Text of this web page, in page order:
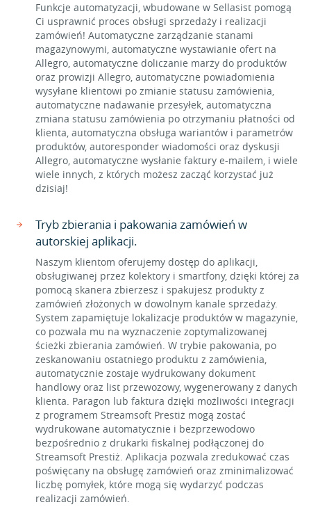
Funkcje automatyzacji, wbudowane w Sellasist pomogą
Ci usprawnić proces obsługi sprzedaży i realizacji
zamówień! Automatyczne zarządzanie stanami
magazynowymi, automatyczne wystawianie ofert na
Allegro, automatyczne doliczanie marży do produktów
oraz prowizji Allegro, automatyczne powiadomienia
wysyłane klientowi po zmianie statusu zamówienia,
automatyczne nadawanie przesyłek, automatyczna
zmiana statusu zamówienia po otrzymaniu płatności od
klienta, automatyczna obsługa wariantów i parametrów
produktów, autoresponder wiadomości oraz dyskusji
Allegro, automatyczne wysłanie faktury e-mailem, i wiele
wiele innych, z których możesz zacząć korzystać już
dzisiaj!
Tryb zbierania i pakowania zamówień w
autorskiej aplikacji.
Naszym klientom oferujemy dostęp do aplikacji,
obsługiwanej przez kolektory i smartfony, dzięki której za
pomocą skanera zbierzesz i spakujesz produkty z
zamówień złożonych w dowolnym kanale sprzedaży.
System zapamiętuje lokalizacje produktów w magazynie,
co pozwala mu na wyznaczenie zoptymalizowanej
ścieżki zbierania zamówień. W trybie pakowania, po
zeskanowaniu ostatniego produktu z zamówienia,
automatycznie zostaje wydrukowany dokument
handlowy oraz list przewozowy, wygenerowany z danych
klienta. Paragon lub faktura dzięki możliwości integracji
z programem Streamsoft Prestiż mogą zostać
wydrukowane automatycznie i bezprzewodowo
bezpośrednio z drukarki fiskalnej podłączonej do
Streamsoft Prestiż. Aplikacja pozwala zredukować czas
poświęcany na obsługę zamówień oraz zminimalizować
liczbę pomyłek, które mogą się wydarzyć podczas
realizacji zamówień.